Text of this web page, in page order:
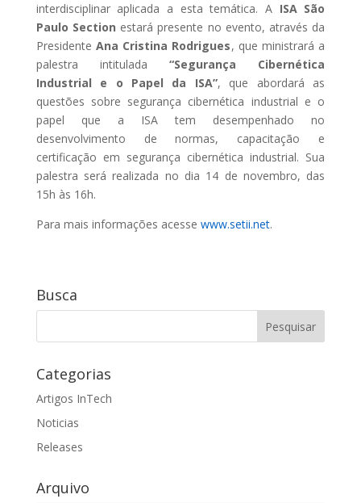
interdisciplinar aplicada a esta temática. A ISA São
Paulo Section estará presente no evento, através da
PresidenteAna Cristina Rodrigues, que ministrará a
palestra intitulada“Segurança Cibernética
Industrial e o Papel da ISA”, que abordará as
questões sobre segurança cibernética industrial e o
papel que a ISA tem desempenhado no
desenvolvimento de normas, capacitação e
certificação em segurança cibernética industrial. Sua
palestra será realizada no dia 14 de novembro, das
15h às 16h.
Para mais informações acesse www.setii.net.
Busca
Categorias
Artigos InTech
Noticias
Releases
Arquivo